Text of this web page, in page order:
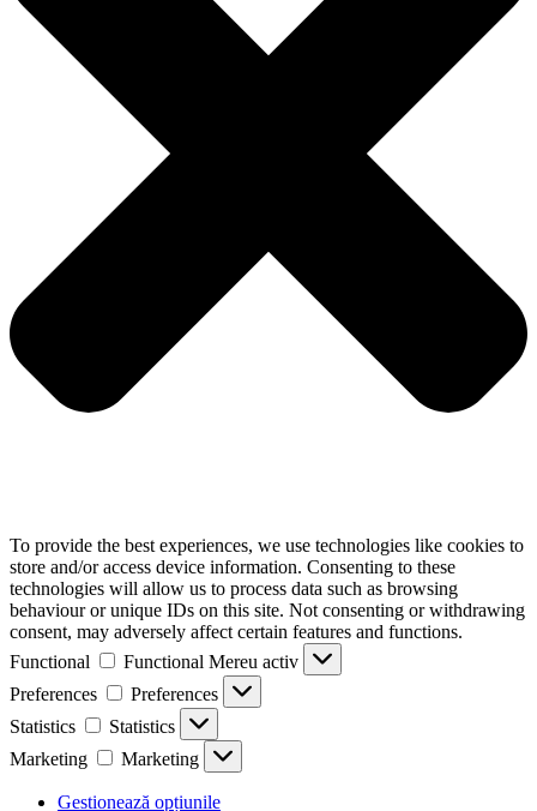
To provide the best experiences, we use technologies like cookies to
store and/or access device information. Consenting to these
technologies will allow us to process data such as browsing
behaviour or unique IDs on this site. Not consenting or withdrawing
consent, may adversely affect certain features and functions.
Functional
Functional Mereu activ
Preferences
Preferences
Statistics
Statistics
Marketing
Marketing
Gestionează opțiunile